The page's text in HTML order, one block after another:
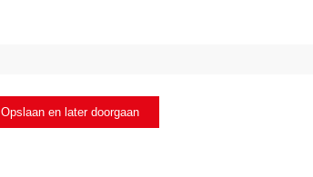
Opslaan en later doorgaan